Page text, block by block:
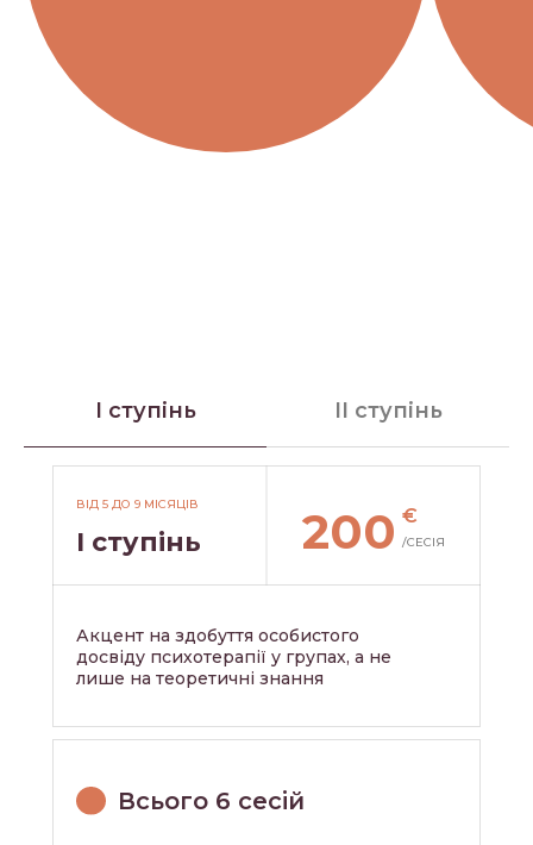
1000+ СТУДЕНТІВ
I ступінь II ступінь
200 /СЕСІЯ
€
I ступінь
ВІД 5 ДО 9 МІСЯЦІВ
Акцент на здобуття особистого
досвіду психотерапії у групах, а не
лише на теоретичні знання
Всього 6 сесій